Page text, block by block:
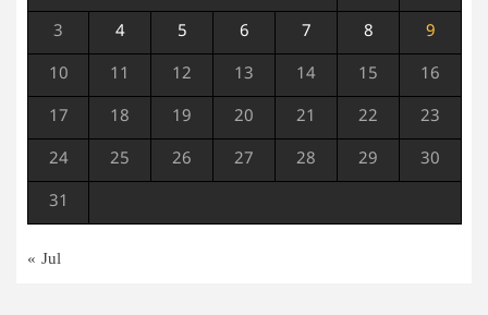
3 4 5 6 7 8 9
10 11 12 13 14 15 16
17 18 19 20 21 22 23
24 25 26 27 28 29 30
31
« Jul